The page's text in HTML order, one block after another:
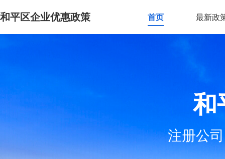
和平区企业优惠政策 首页 最新政
和
注册公